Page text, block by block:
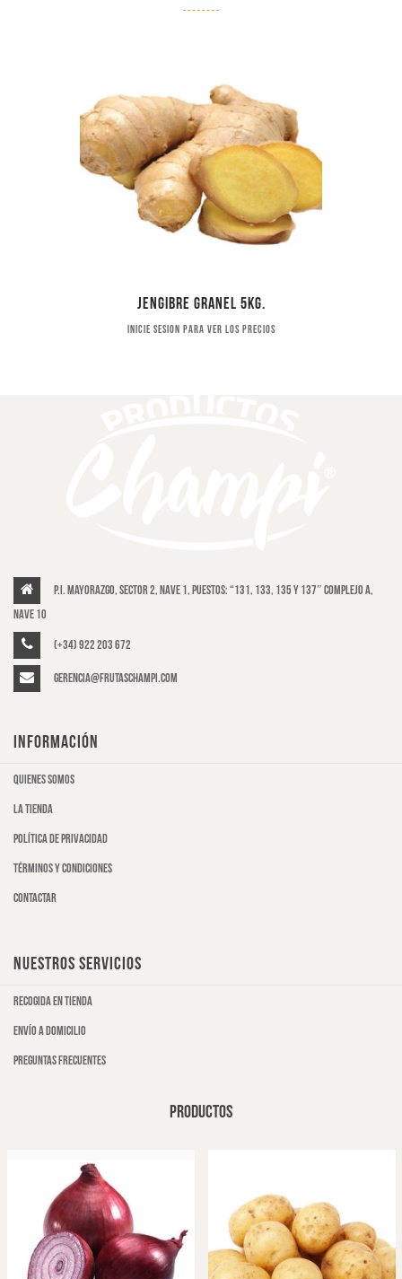
Jengibre granel 5kg.
Inicie sesion para ver los precios
P.I. Mayorazgo, Sector 2, Nave 1, puestos: “131, 133, 135 y 137″ Complejo A,
Nave 10
(+34) 922 203 672
gerencia@frutaschampi.com
INFORMACIÓN
Quienes somos
La tienda
Política de privacidad
Términos y condiciones
Contactar
NUESTROS SERVICIOS
Recogida en tienda
Envío a domicilio
Preguntas frecuentes
PRODUCTOS